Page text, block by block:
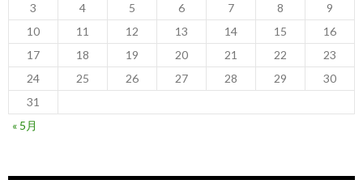
3
4 5 6 7 8
9
10
11 12 13 14 15
16
17
18 19 20 21 22
23
24
25 26 27 28 29
30
31
« 5月